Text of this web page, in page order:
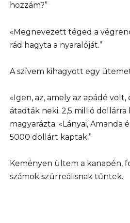
hozzám?”
«Megnevezett téged a
rád hagyta a nyaralóját.”
A szívem kihagyott egy
«Igen, az, amely az apádé volt,
átadták neki. 2,5 millió
magyarázta. «Lányai, Amanda
5000 dollárt kaptak.”
Keményen ültem a kanapén,
számok szürreálisnak tűntek.